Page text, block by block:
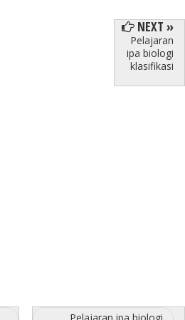
NEXT »
Pelajaran
ipa biologi
klasifikasi